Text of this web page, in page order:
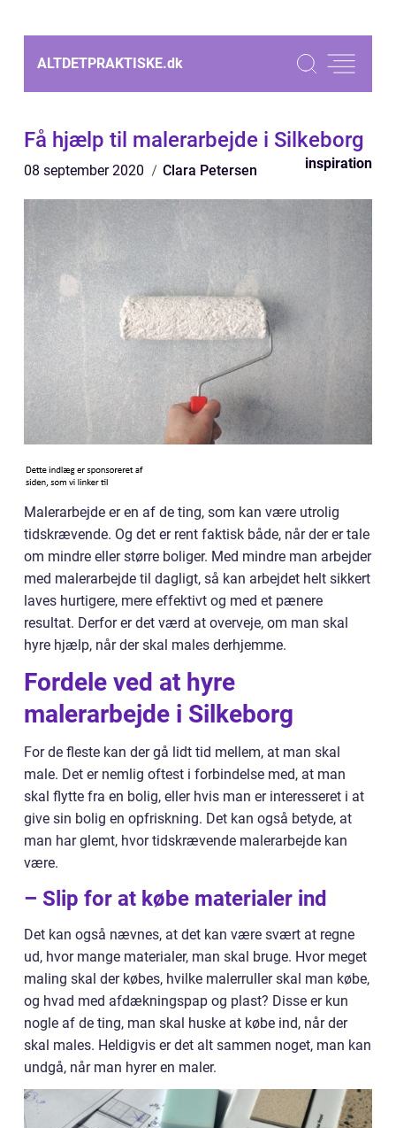
ALTDETPRAKTISKE.dk
Få hjælp til malerarbejde i Silkeborg
08 september 2020 Clara Petersen inspiration
Malerarbejde er en af de ting, som kan være utrolig
tidskrævende. Og det er rent faktisk både, når der er tale
om mindre eller større boliger. Med mindre man arbejder
med malerarbejde til dagligt, så kan arbejdet helt sikkert
laves hurtigere, mere effektivt og med et pænere
resultat. Derfor er det værd at overveje, om man skal
hyre hjælp, når der skal males derhjemme.
Fordele ved at hyre
malerarbejde i Silkeborg
For de fleste kan der gå lidt tid mellem, at man skal
male. Det er nemlig oftest i forbindelse med, at man
skal flytte fra en bolig, eller hvis man er interesseret i at
give sin bolig en opfriskning. Det kan også betyde, at
man har glemt, hvor tidskrævende malerarbejde kan
være.
– Slip for at købe materialer ind
Det kan også nævnes, at det kan være svært at regne
ud, hvor mange materialer, man skal bruge. Hvor meget
maling skal der købes, hvilke malerruller skal man købe,
og hvad med afdækningspap og plast? Disse er kun
nogle af de ting, man skal huske at købe ind, når der
skal males. Heldigvis er det alt sammen noget, man kan
undgå, når man hyrer en maler.